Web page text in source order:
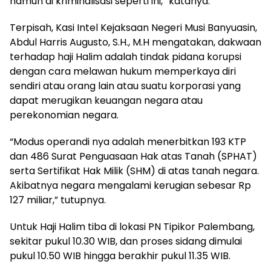
Terpisah, Kasi Intel Kejaksaan Negeri Musi Banyuasin,
Abdul Harris Augusto, S.H., M.H mengatakan, dakwaan
terhadap haji Halim adalah tindak pidana korupsi
dengan cara melawan hukum memperkaya diri
sendiri atau orang lain atau suatu korporasi yang
dapat merugikan keuangan negara atau
perekonomian negara.
“Modus operandi nya adalah menerbitkan 193 KTP
dan 486 Surat Penguasaan Hak atas Tanah (SPHAT)
serta Sertifikat Hak Milik (SHM) di atas tanah negara.
Akibatnya negara mengalami kerugian sebesar Rp
127 miliar,” tutupnya.
Untuk Haji Halim tiba di lokasi PN Tipikor Palembang,
sekitar pukul 10.30 WIB, dan proses sidang dimulai
pukul 10.50 WIB hingga berakhir pukul 11.35 WIB.